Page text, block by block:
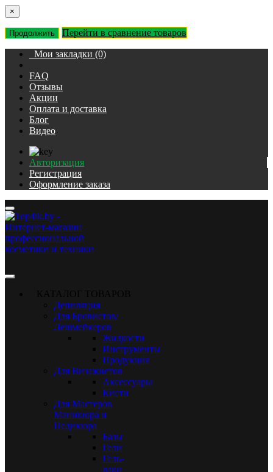
×
Продолжить Перейти в сравнение товаров
Мои закладки (0)
FAQ
Отзывы
Акции
Оплата и доставка
Блог
Видео
Авторизация
Регистрация
Оформление заказа
Депиляция
Для Бровистов/
Лешмейкеров
Жидкости
Инструменты
Продукция
Для Визажистов
Аксессуары
Кисти
Для Мастеров
Маникюра и
Педикюра
Базы
Гели
Гель-
лаки